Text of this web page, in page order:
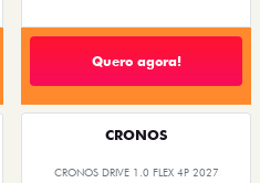
Quero agora!
CRONOS
CRONOS DRIVE 1.0 FLEX 4P 2027